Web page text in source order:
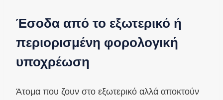
Έσοδα από το εξωτερικό ή
περιορισμένη φορολογική
υποχρέωση
Άτομα που ζουν στο εξωτερικό αλλά αποκτούν